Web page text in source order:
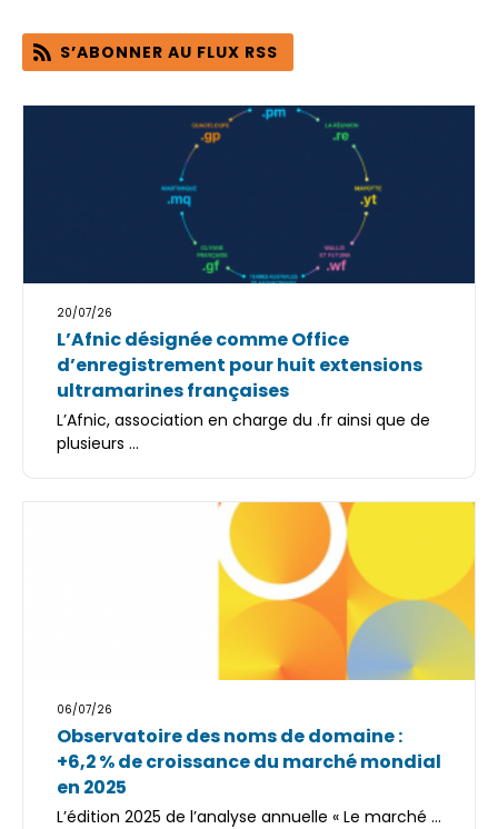
S’ABONNER AU FLUX RSS
20/07/26
L’Afnic désignée comme Office
d’enregistrement pour huit extensions
ultramarines françaises
L’Afnic, association en charge du .fr ainsi que de
plusieurs ...
06/07/26
Observatoire des noms de domaine :
+6,2 % de croissance du marché mondial
en 2025
L’édition 2025 de l’analyse annuelle « Le marché ...